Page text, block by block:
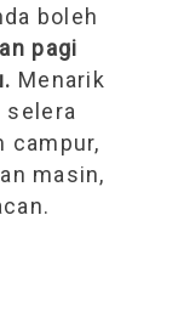
boleh
pagi
Menarik
selera
campur,
masin,